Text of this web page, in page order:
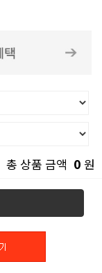
총 상품 금액 0 원